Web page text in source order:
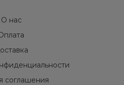
О нас
соглашения